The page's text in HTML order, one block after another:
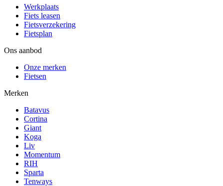
Werkplaats
Fiets leasen
Fietsverzekering
Fietsplan
Ons aanbod
Onze merken
Fietsen
Merken
Batavus
Cortina
Giant
Koga
Liv
Momentum
RIH
Sparta
Tenways